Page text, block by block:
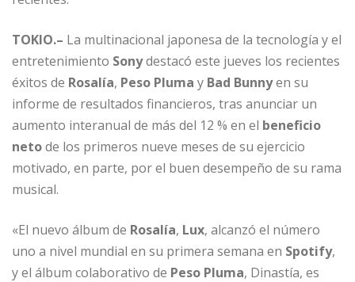
p
p
m o
o
k
ti
r
TOKIO.– La multinacional japonesa de la tecnología y el
entretenimiento Sonydestacó este jueves los recientes
éxitos de Rosalía, Peso Pluma y Bad Bunnyen su
informe de resultados financieros, tras anunciar un
aumento interanual de más del 12 % en el beneficio
netode los primeros nueve meses de su ejercicio
motivado, en parte, por el buen desempeño de su rama
musical.
«El nuevo álbum de Rosalía, Lux, alcanzó el número
uno a nivel mundial en su primera semana en Spotify,
y el álbum colaborativo de Peso Pluma, Dinastía, es